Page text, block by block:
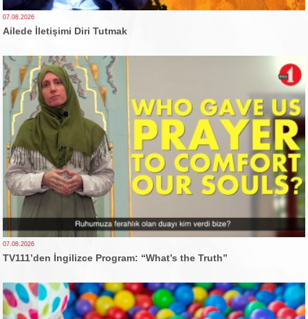
07.08.2026
Ailede İletişimi Diri Tutmak
07.08.2026
TV111’den İngilizce Program: “What’s the Truth”